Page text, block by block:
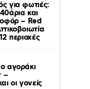
για φωτιές:
και
– Red
περιοχές
αγοράκι
–
οι γονείς